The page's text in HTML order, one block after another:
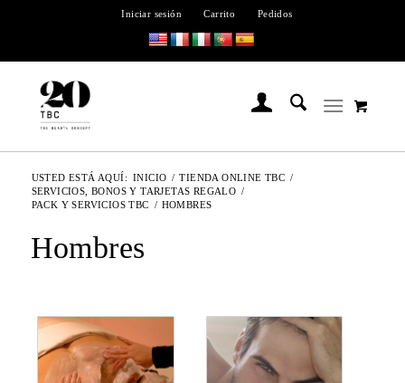
Iniciar sesión Carrito Pedidos
USTED ESTÁ AQUÍ: INICIO / TIENDA ONLINE TBC /
SERVICIOS, BONOS Y TARJETAS REGALO /
PACK Y SERVICIOS TBC / HOMBRES
Hombres